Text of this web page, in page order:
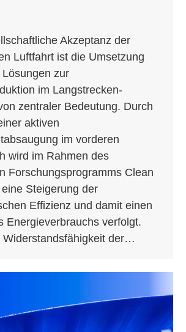
Akzeptanz der
Luftfahrt ist die Umsetzung
zur
im Langstrecken-
zentraler Bedeutung. Durch
aktiven
im vorderen
wird im Rahmen des
Forschungsprogramms Clean
Steigerung der
Effizienz und damit einen
Energieverbrauchs verfolgt.
Widerstandsfähigkeit der…